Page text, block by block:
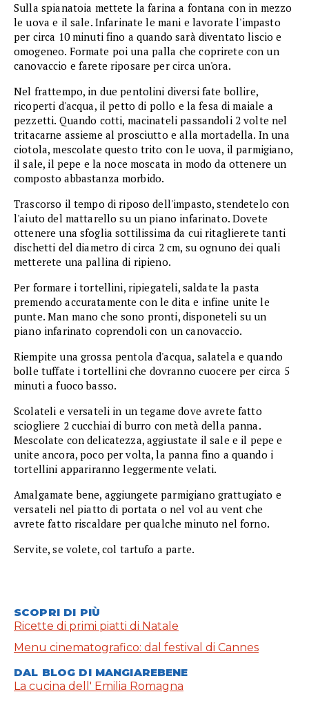
Sulla spianatoia mettete la farina a fontana con in mezzo
le uova e il sale. Infarinate le mani e lavorate l'impasto
per circa 10 minuti fino a quando sarà diventato liscio e
omogeneo. Formate poi una palla che coprirete con un
canovaccio e farete riposare per circa un'ora.
Nel frattempo, in due pentolini diversi fate bollire,
ricoperti d'acqua, il petto di pollo e la fesa di maiale a
pezzetti. Quando cotti, macinateli passandoli 2 volte nel
tritacarne assieme al prosciutto e alla mortadella. In una
ciotola, mescolate questo trito con le uova, il parmigiano,
il sale, il pepe e la noce moscata in modo da ottenere un
composto abbastanza morbido.
Trascorso il tempo di riposo dell'impasto, stendetelo con
l'aiuto del mattarello su un piano infarinato. Dovete
ottenere una sfoglia sottilissima da cui ritaglierete tanti
dischetti del diametro di circa 2 cm, su ognuno dei quali
metterete una pallina di ripieno.
Per formare i tortellini, ripiegateli, saldate la pasta
premendo accuratamente con le dita e infine unite le
punte. Man mano che sono pronti, disponeteli su un
piano infarinato coprendoli con un canovaccio.
Riempite una grossa pentola d'acqua, salatela e quando
bolle tuffate i tortellini che dovranno cuocere per circa 5
minuti a fuoco basso.
Scolateli e versateli in un tegame dove avrete fatto
sciogliere 2 cucchiai di burro con metà della panna.
Mescolate con delicatezza, aggiustate il sale e il pepe e
unite ancora, poco per volta, la panna fino a quando i
tortellini appariranno leggermente velati.
Amalgamate bene, aggiungete parmigiano grattugiato e
versateli nel piatto di portata o nel vol au vent che
avrete fatto riscaldare per qualche minuto nel forno.
Servite, se volete, col tartufo a parte.
SCOPRI DI PIÙ
Ricette di primi piatti di Natale
Menu cinematografico: dal festival di Cannes
DAL BLOG DI MANGIAREBENE
La cucina dell' Emilia Romagna